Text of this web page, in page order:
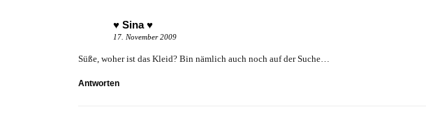
♥ Sina ♥
17. November 2009
Süße, woher ist das Kleid? Bin nämlich auch noch auf der Suche…
Antworten